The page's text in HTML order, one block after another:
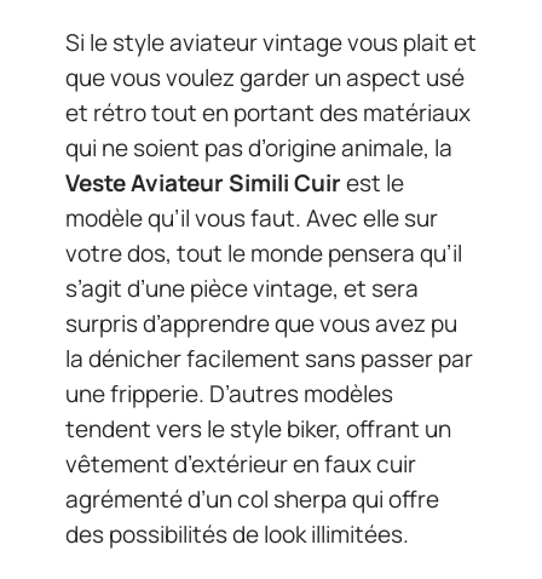
Si le style aviateur vintage vous plait et
que vous voulez garder un aspect usé
et rétro tout en portant des matériaux
qui ne soient pas d’origine animale, la
Veste Aviateur Simili Cuirest le
modèle qu’il vous faut. Avec elle sur
votre dos, tout le monde pensera qu’il
s’agit d’une pièce vintage, et sera
surpris d’apprendre que vous avez pu
la dénicher facilement sans passer par
une fripperie. D’autres modèles
tendent vers le style biker, offrant un
vêtement d’extérieur en faux cuir
agrémenté d’un col sherpa qui offre
des possibilités de look illimitées.